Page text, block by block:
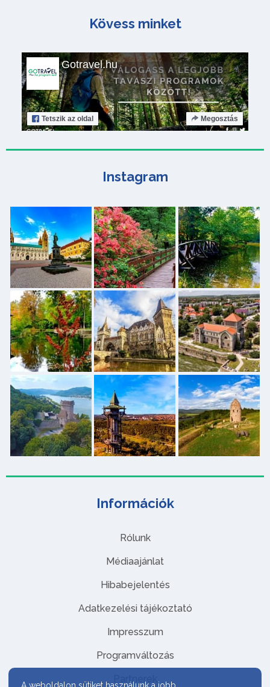
Információk
Rólunk
Médiaajánlat
Hibabejelentés
Adatkezelési tájékoztató
Impresszum
Programváltozás
Partnerek
Kövess minket
Gotravel.hu
Tetszik az oldal Megosztás
Instagram